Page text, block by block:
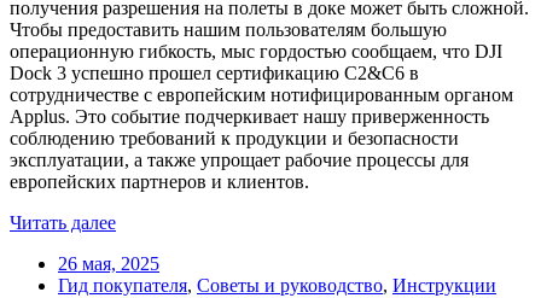
получения разрешения на полеты в доке может быть сложной.
Чтобы предоставить нашим пользователям большую
операционную гибкость, мыс гордостью сообщаем, что DJI
Dock 3 успешно прошел сертификацию C2&C6 в
сотрудничестве с европейским нотифицированным органом
Applus. Это событие подчеркивает нашу приверженность
соблюдению требований к продукции и безопасности
эксплуатации, а также упрощает рабочие процессы для
европейских партнеров и клиентов.
Читать далее
26 мая, 2025
Гид покупателя, Советы и руководство, Инструкции